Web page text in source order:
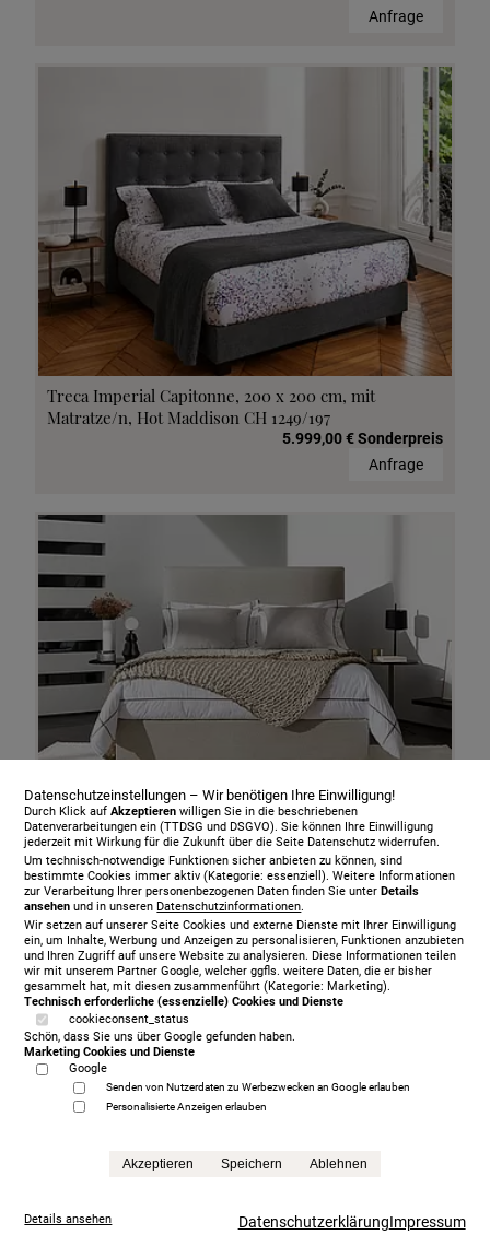
Anfrage
Treca Imperial Capitonne, 200 x 200 cm, mit
Matratze/n, Hot Maddison CH 1249/197
5.999,00 € Sonderpreis
Anfrage
Treca Paris Fusion, 200 x 200 cm, mit Matratze/n
5.999,00 €
statt6.395,00 €
Datenschutzeinstellungen – Wir benötigen Ihre Einwilligung!
Durch Klick aufAkzeptieren willigen Sie in die beschriebenen
Datenverarbeitungen ein (TTDSG und DSGVO). Sie können Ihre Einwilligung
jederzeit mit Wirkung für die Zukunft über die Seite Datenschutz widerrufen.
Um technisch-notwendige Funktionen sicher anbieten zu können, sind
bestimmte Cookies immer aktiv (Kategorie: essenziell). Weitere Informationen
zur Verarbeitung Ihrer personenbezogenen Daten finden Sie unterDetails
ansehen und in unserenDatenschutzinformationen.
Wir setzen auf unserer Seite Cookies und externe Dienste mit Ihrer Einwilligung
ein, um Inhalte, Werbung und Anzeigen zu personalisieren, Funktionen anzubieten
und Ihren Zugriff auf unsere Website zu analysieren. Diese Informationen teilen
wir mit unserem Partner Google, welcher ggfls. weitere Daten, die er bisher
gesammelt hat, mit diesen zusammenführt (Kategorie: Marketing).
Technisch erforderliche (essenzielle) Cookies und Dienste
cookieconsent_status
Schön, dass Sie uns über Google gefunden haben.
Marketing Cookies und Dienste
Google
Senden von Nutzerdaten zu Werbezwecken an Google erlauben
Personalisierte Anzeigen erlauben
Akzeptieren Speichern Ablehnen
Details ansehen DatenschutzerklärungImpressum